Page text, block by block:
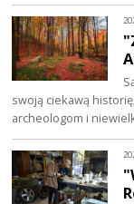
swoją ciekawą
archeologom i